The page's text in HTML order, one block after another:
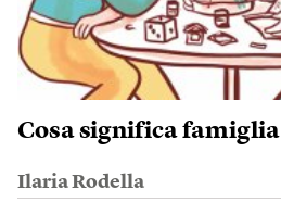
Cosa significa famiglia
Ilaria Rodella